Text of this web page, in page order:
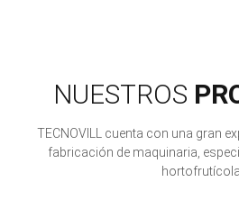
NUESTROS
TECNOVILL cuenta con una gran
fabricación de maquinaria,
hortofrutícola.